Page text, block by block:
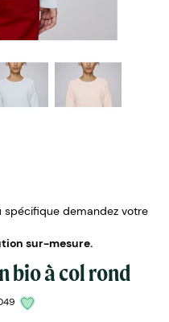
spécifique demandez votre
sur-mesure.
bio à col rond